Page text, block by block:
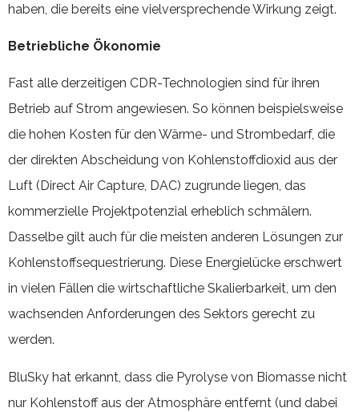
haben, die bereits eine vielversprechende Wirkung zeigt.
Betriebliche Ökonomie
Fast alle derzeitigen CDR-Technologien sind für ihren
Betrieb auf Strom angewiesen. So können beispielsweise
die hohen Kosten für den Wärme- und Strombedarf, die
der direkten Abscheidung von Kohlenstoffdioxid aus der
Luft (Direct Air Capture, DAC) zugrunde liegen, das
kommerzielle Projektpotenzial erheblich schmälern.
Dasselbe gilt auch für die meisten anderen Lösungen zur
Kohlenstoffsequestrierung. Diese Energielücke erschwert
in vielen Fällen die wirtschaftliche Skalierbarkeit, um den
wachsenden Anforderungen des Sektors gerecht zu
werden.
BluSky hat erkannt, dass die Pyrolyse von Biomasse nicht
nur Kohlenstoff aus der Atmosphäre entfernt (und dabei